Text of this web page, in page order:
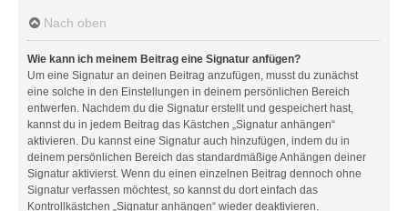
Nach oben
Wie kann ich meinem Beitrag eine Signatur anfügen?
Um eine Signatur an deinen Beitrag anzufügen, musst du zunächst
eine solche in den Einstellungen in deinem persönlichen Bereich
entwerfen. Nachdem du die Signatur erstellt und gespeichert hast,
kannst du in jedem Beitrag das Kästchen „Signatur anhängen“
aktivieren. Du kannst eine Signatur auch hinzufügen, indem du in
deinem persönlichen Bereich das standardmäßige Anhängen deiner
Signatur aktivierst. Wenn du einen einzelnen Beitrag dennoch ohne
Signatur verfassen möchtest, so kannst du dort einfach das
Kontrollkästchen „Signatur anhängen“ wieder deaktivieren.